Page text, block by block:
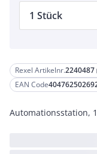
Rexel Artikelnr.2240487
EAN Code
Automationsstation,
1 Stück